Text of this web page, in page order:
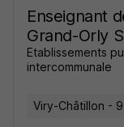
Enseignant
Grand-Orly
Etablissements
intercommunale
Viry-Châtillon -